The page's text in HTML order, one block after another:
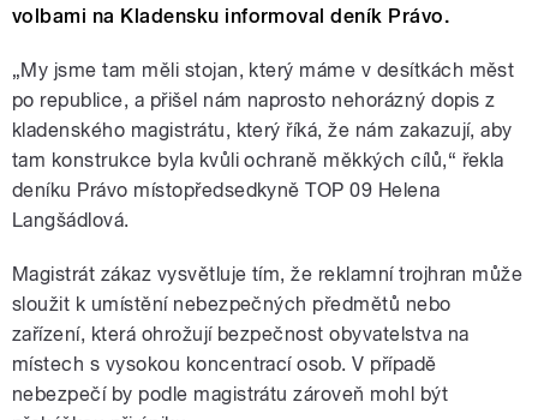
volbami na Kladensku informoval deník Právo.
„My jsme tam měli stojan, který máme v desítkách měst
po republice, a přišel nám naprosto nehorázný dopis z
kladenského magistrátu, který říká, že nám zakazují, aby
tam konstrukce byla kvůli ochraně měkkých cílů,“ řekla
deníku Právo místopředsedkyně TOP 09 Helena
Langšádlová.
Magistrát zákaz vysvětluje tím, že reklamní trojhran může
sloužit k umístění nebezpečných předmětů nebo
zařízení, která ohrožují bezpečnost obyvatelstva na
místech s vysokou koncentrací osob. V případě
nebezpečí by podle magistrátu zároveň mohl být